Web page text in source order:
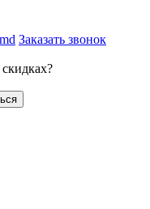
Заказать звонок